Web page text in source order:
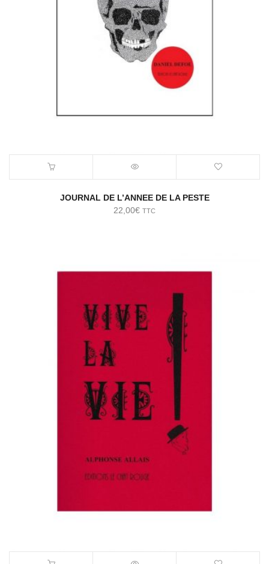
JOURNAL DE L’ANNEE DE LA PESTE
22,00€ TTC